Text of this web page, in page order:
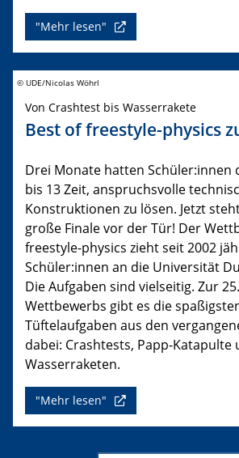
"Mehr lesen"
© UDE/Nicolas Wöhrl
Von Crashtest bis Wasserrakete
Best of freestyle-physics
Drei Monate hatten Schüler:innen
bis 13 Zeit, anspruchsvolle
Konstruktionen zu lösen. Jetzt
große Finale vor der Tür! Der
freestyle-physics zieht seit 2002
Schüler:innen an die Universität
Die Aufgaben sind vielseitig. Zur
Wettbewerbs gibt es die
Tüftelaufgaben aus den
dabei: Crashtests, Papp-Katapulte
Wasserraketen.
"Mehr lesen"